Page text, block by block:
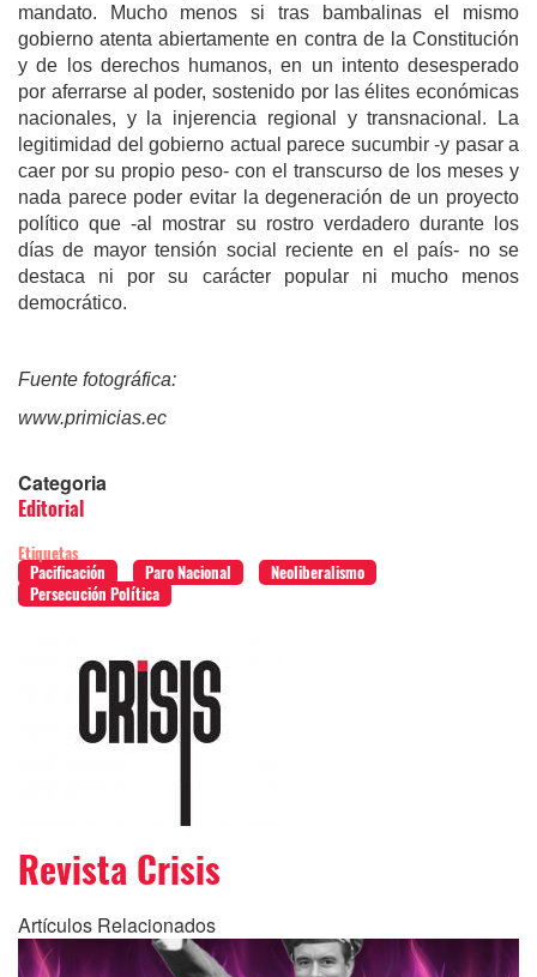
mandato. Mucho menos si tras bambalinas el mismo
gobierno atenta abiertamente en contra de la Constitución
y de los derechos humanos, en un intento desesperado
por aferrarse al poder, sostenido por las élites económicas
nacionales, y la injerencia regional y transnacional. La
legitimidad del gobierno actual parece sucumbir -y pasar a
caer por su propio peso- con el transcurso de los meses y
nada parece poder evitar la degeneración de un proyecto
político que -al mostrar su rostro verdadero durante los
días de mayor tensión social reciente en el país- no se
destaca ni por su carácter popular ni mucho menos
democrático.
Fuente fotográfica:
www.primicias.ec
Categoria
Editorial
Etiquetas
Pacificación
Paro Nacional
Neoliberalismo
Persecución Política
Revista Crisis
Artículos Relacionados